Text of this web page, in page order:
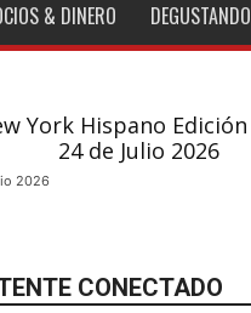
& DINERO DEGUSTANDO
2026
CONECTADO